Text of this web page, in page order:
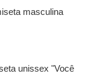
masculina
unissex "Você